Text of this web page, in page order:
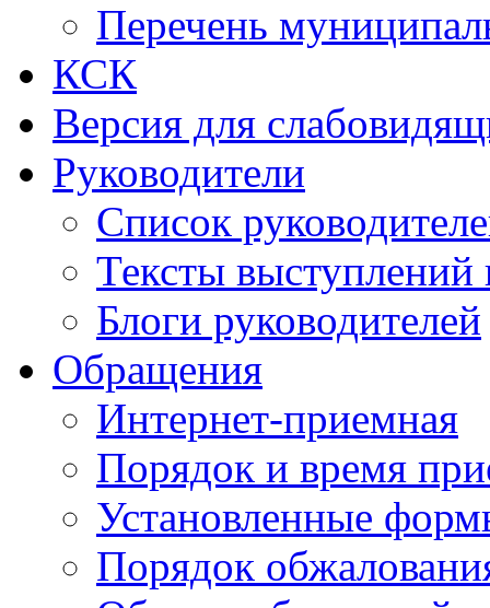
Перечень
КСК
Версия для
Руководители
Список
Тексты выступлений
Блоги руководителей
Обращения
Интернет-приемная
Порядок и время
Установленные
Порядок